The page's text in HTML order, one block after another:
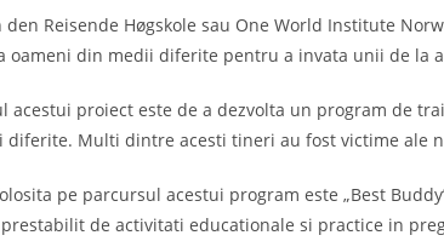
den Reisende Høgskole sau One World Institute
oameni din medii diferite pentru a invata unii de la
acestui proiect este de a dezvolta un program de
diferite. Multi dintre acesti tineri au fost victime ale
pe parcursul acestui program este „Best
de activitati educationale si practice in